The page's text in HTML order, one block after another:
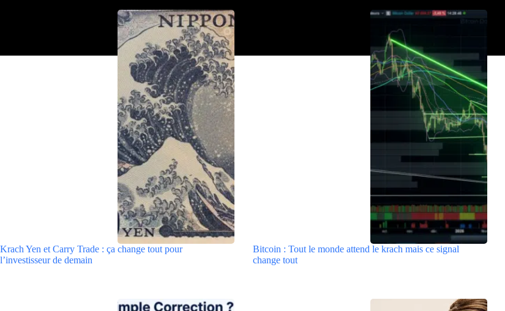
Krach Yen et Carry Trade : ça change tout pour
l’investisseur de demain
Bitcoin : Tout le monde attend le krach mais ce signal
change tout